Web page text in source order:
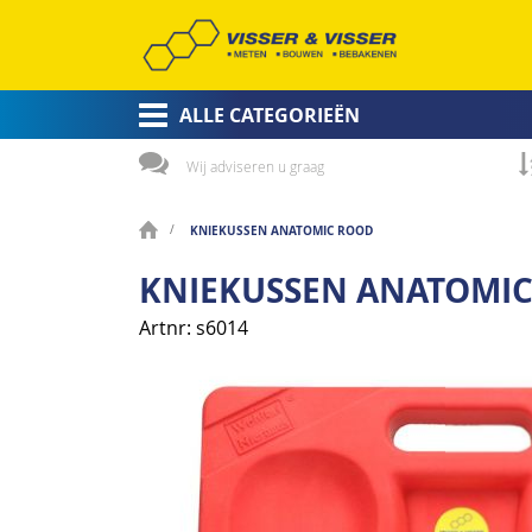
ALLE CATEGORIEËN
Wij adviseren u graag
KNIEKUSSEN ANATOMIC ROOD
KNIEKUSSEN
Artnr s6014